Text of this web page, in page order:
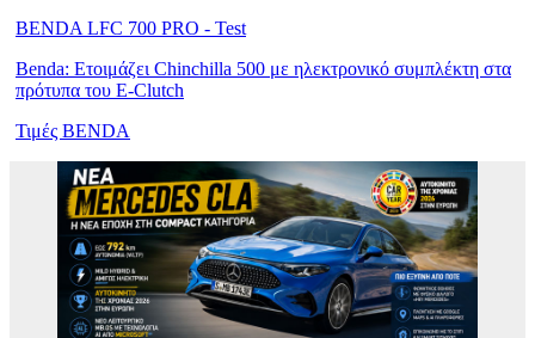
BENDA LFC 700 PRO - Test
Benda: Ετοιμάζει Chinchilla 500 με ηλεκτρονικό συμπλέκτη στα
πρότυπα του E-Clutch
Τιμές BENDA